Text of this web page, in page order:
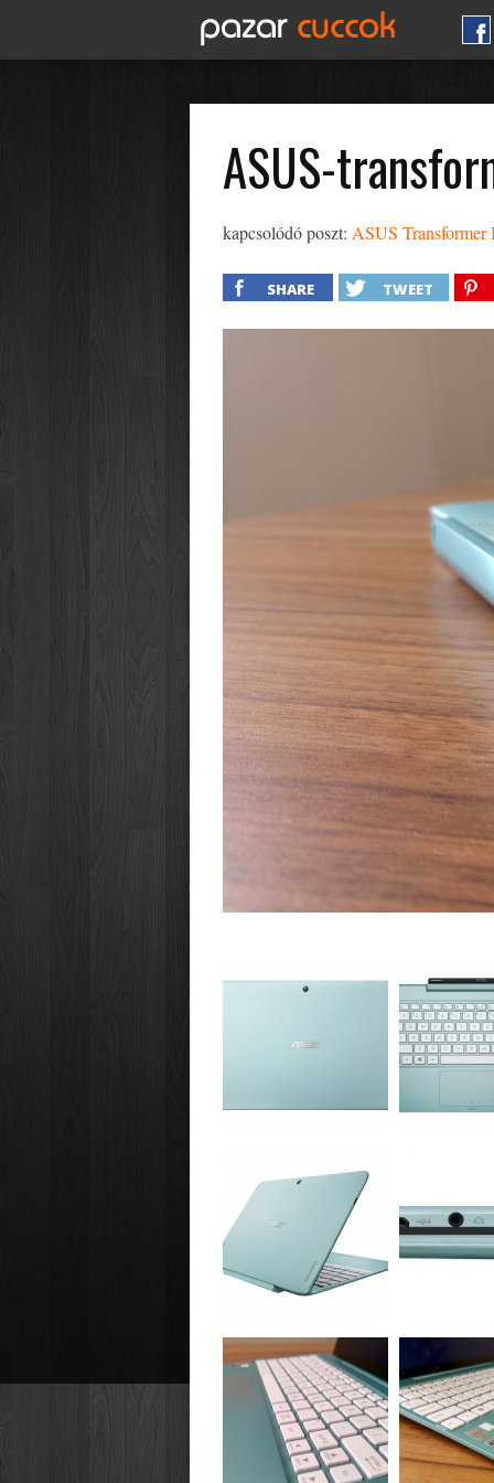
ASUS-
kapcsolódó poszt:ASUS
SHARE TWEET